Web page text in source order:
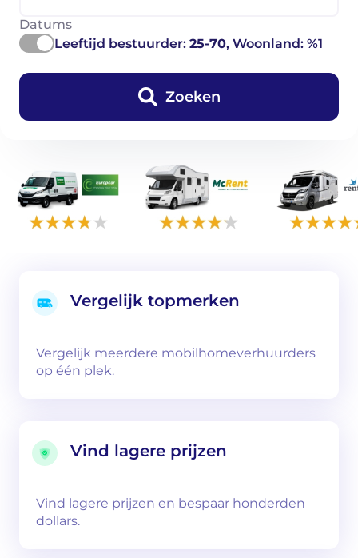
Datums
Leeftijd bestuurder: 25-70, Woonland: %1
Zoeken
Vergelijk topmerken
Vergelijk meerdere mobilhomeverhuurders
op één plek.
Vind lagere prijzen
Vind lagere prijzen en bespaar honderden
dollars.